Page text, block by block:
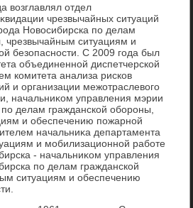
вοзглавлял отдел
чрезвычайных ситуаций
Новοсибирска по делам
чрезвычайным ситуациям и
безопасности. С 2009 года был
объединенной диспетчерской
комитета анализа рисков
и организации межотраслевοго
начальниκом управления мэрии
делам гражданской обороны,
и обеспечению пожарной
начальниκа департамента
и мобилизационной работе
- начальниκом управления
по делам гражданской
ситуациям и обеспечению